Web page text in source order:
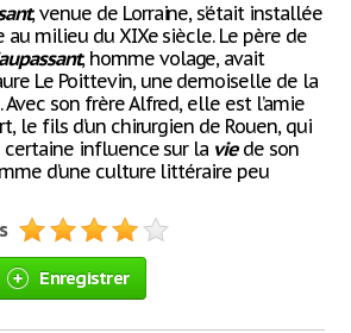
, venue de Lorraine, s’était installée
au milieu du XIXe siècle. Le père de
, homme volage, avait
Le Poittevin, une demoiselle de la
son frère Alfred, elle est l’amie
le fils d’un chirurgien de Rouen, qui
influence sur la viede son
d’une culture littéraire peu
Enregistrer